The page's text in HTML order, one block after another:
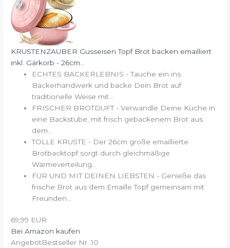
KRUSTENZAUBER Gusseisen Topf Brot backen emailliert
inkl. Gärkorb - 26cm...
ECHTES BACKERLEBNIS - Tauche ein ins
Bäckerhandwerk und backe Dein Brot auf
traditionelle Weise mit...
FRISCHER BROTDUFT - Verwandle Deine Küche in
eine Backstube, mit frisch gebackenem Brot aus
dem...
TOLLE KRUSTE - Der 26cm große emaillierte
Brotbacktopf sorgt durch gleichmäßige
Wärmeverteilung...
FÜR UND MIT DEINEN LIEBSTEN - Genieße das
frische Brot aus dem Emaille Topf gemeinsam mit
Freunden...
69,99 EUR
Bei Amazon kaufen
AngebotBestseller Nr. 10